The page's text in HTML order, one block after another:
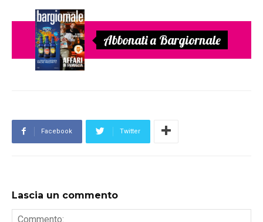
Abbonati a Bargiornale
Facebook Twitter
Lascia un commento